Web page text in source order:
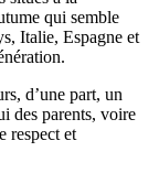
qui semble
Italie, Espagne et
d’une part, un
des parents, voire
respect et